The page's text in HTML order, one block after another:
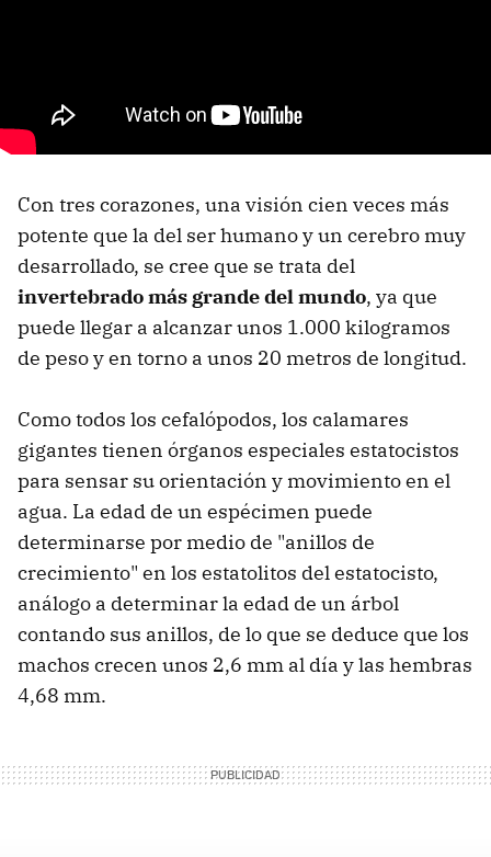
Con tres corazones, una visión cien veces más
potente que la del ser humano y un cerebro muy
desarrollado, se cree que se trata del
invertebrado más grande del mundo, ya que
puede llegar a alcanzar unos 1.000 kilogramos
de peso y en torno a unos 20 metros de longitud.
Como todos los cefalópodos, los calamares
gigantes tienen órganos especiales estatocistos
para sensar su orientación y movimiento en el
agua. La edad de un espécimen puede
determinarse por medio de "anillos de
crecimiento" en los estatolitos del estatocisto,
análogo a determinar la edad de un árbol
contando sus anillos, de lo que se deduce que los
machos crecen unos 2,6 mm al día y las hembras
4,68 mm.